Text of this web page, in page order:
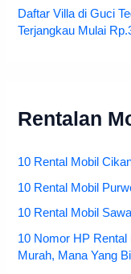
Daftar Villa di Guci
Terjangkau Mulai
Rentalan
10 Rental Mobil
10 Rental Mobil
10 Rental Mobil
10 Nomor HP Rental
Murah, Mana Yang